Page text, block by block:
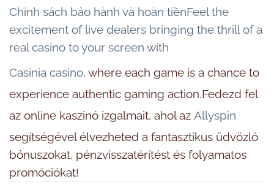
Chính sách bảo hành và hoàn tiềnFeel the
excitement of live dealers bringing the thrill of a
real casino to your screen with
Casinia casino, where each game is a chance to
experience authentic gaming action.Fedezd fel
az online kaszinó izgalmait, ahol az Allyspin
segítségével élvezheted a fantasztikus üdvözlő
bónuszokat, pénzvisszatérítést és folyamatos
promóciókat!